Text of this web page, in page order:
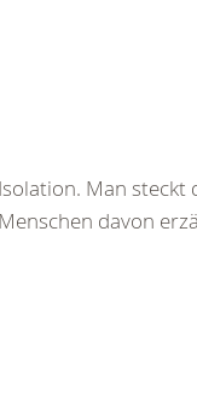
Man steckt
davon